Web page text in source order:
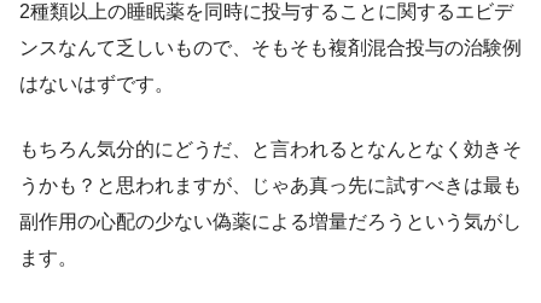
2種類以上の睡眠薬を同時に投与することに関するエビデ
ンスなんて乏しいもので、そもそも複剤混合投与の治験例
はないはずです。
もちろん気分的にどうだ、と言われるとなんとなく効きそ
うかも？と思われますが、じゃあ真っ先に試すべきは最も
副作用の心配の少ない偽薬による増量だろうという気がし
ます。